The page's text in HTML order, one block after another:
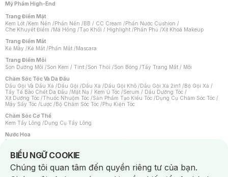
Mỹ Phẩm High-End
Trang Điểm Mặt
Kem Lót /Kem Nền /Phấn Nền /BB / CC Cream /Phấn Nước Cushion /
Che Khuyết Điểm /Má Hồng /Tạo Khối / Highlight /Phấn Phủ /Xịt Khoá Makeup
Trang Điểm Mắt
Kẻ Mày /Kẻ Mắt /Phấn Mắt /Mascara
Trang Điểm Môi
Son Dưỡng Môi /Son Kem / Tint /Son Thỏi /Son Bóng /Tẩy Trang Mắt / Môi
Chăm Sóc Tóc Và Da Đầu
Dầu Gội Và Dầu Xả /Dầu Gội /Dầu Xả /Dầu Gội Khô /Dầu Gội Xả 2in1 /Bộ Gội Xả /
Tẩy Tế Bào Chết Da Đầu /Mặt Nạ / Kem Ủ Tóc /Serum / Dầu Dưỡng Tóc /
Xịt Dưỡng Tóc /Thuốc Nhuộm Tóc /Sản Phẩm Tạo Kiểu Tóc /Dụng Cụ Chăm Sóc Tóc /
Máy Sấy Tóc /Lược /Bộ Chăm Sóc Tóc /Phụ Kiện Tóc
Chăm Sóc Cơ Thể
Kem Tẩy Lông /Dụng Cụ Tẩy Lông
Nước Hoa
Nước Hoa Nữ
Chăm Sóc Cá Nhân
Chống Muỗi /Khẩu Trang /Máy Massage/Mặt Nạ Xông Hơi /Nước Rửa Tay/
Sản Phẩm Chăm Sóc Khác /Bàn Chải Đánh Răng /Bàn Chải Điện/
BIỂU NGỮ COOKIE
Notice about cookies usage
Chúng tôi quan tâm đến quyền riêng tư của bạn.